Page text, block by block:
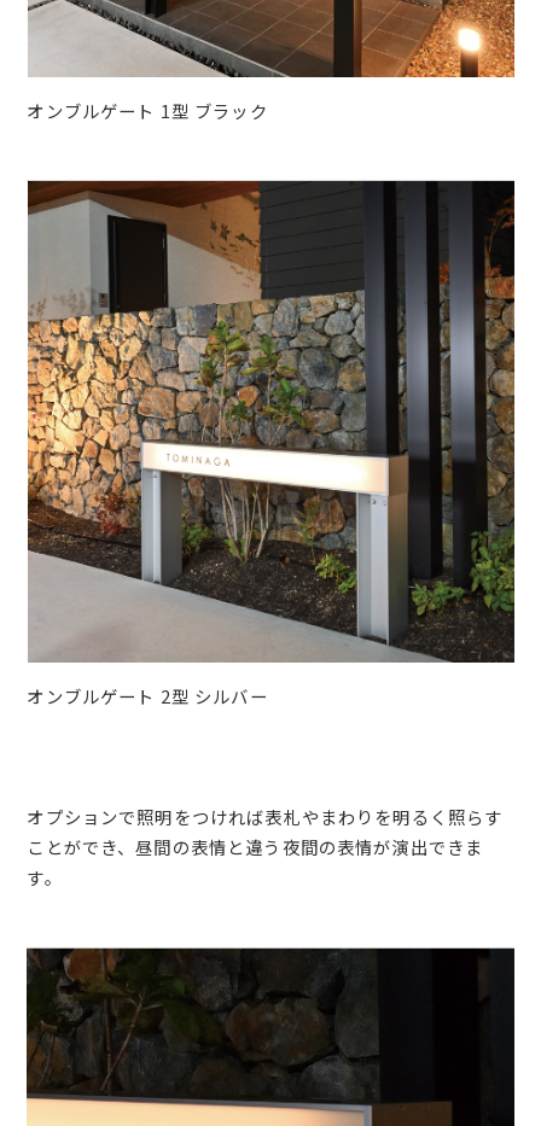
オンブルゲート 1型 ブラック
オンブルゲート 2型 シルバー
オプションで照明をつければ表札やまわりを明るく照らす
ことができ、昼間の表情と違う夜間の表情が演出できま
す。